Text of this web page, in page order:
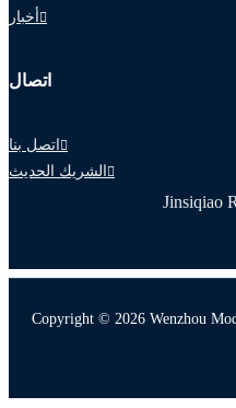
أخبار
اتصال
اتصل بنا
الشريك الحديث
Copyright © 2026 Wenzhou